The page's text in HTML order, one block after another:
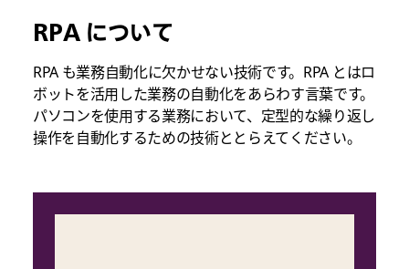
RPA について
RPA も業務自動化に欠かせない技術です。RPA とはロ
ボットを活用した業務の自動化をあらわす言葉です。
パソコンを使用する業務において、定型的な繰り返し
操作を自動化するための技術ととらえてください。